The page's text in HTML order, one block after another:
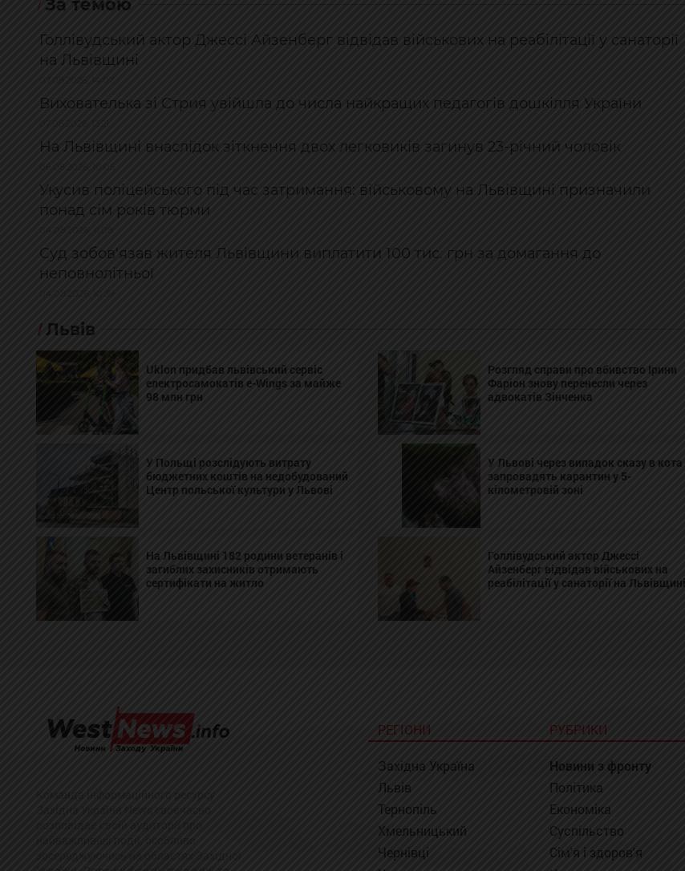
За темою
Голлівудський актор Джессі Айзенберг відвідав військових на реабілітації у санаторії
на Львівщині
Вихователька зі Стрия увійшла до числа найкращих педагогів дошкілля України
На Львівщині внаслідок зіткнення двох легковиків загинув 23-річний чоловік
Укусив поліцейського під час затримання: військовому на Львівщині призначили
понад сім років тюрми
Суд зобов'язав жителя Львівщини виплатити 100 тис. грн за домагання до
неповнолітньої
Львів
Uklon придбав львівський сервіс
електросамокатів e-Wings за майже
98 млн грн
Розгляд справи про вбивство Ірини
Фаріон знову перенесли через
адвокатів Зінченка
У Польщі розслідують витрату
бюджетних коштів на недобудований
Центр польської культури у Львові
У Львові через випадок сказу в кота
запровадять карантин у 5-
кілометровій зоні
На Львівщині 182 родини ветеранів і
загиблих захисників отримають
сертифікати на житло
Голлівудський актор Джессі
Айзенберг відвідав військових на
реабілітації у санаторії на Львівщині
РЕГІОНИ
Західна Україна
Львів
Тернопіль
Хмельницький
Чернівці
РУБРИКИ
Новини з фронту
Політика
Економіка
Суспільство
Сім'я і здоров'я